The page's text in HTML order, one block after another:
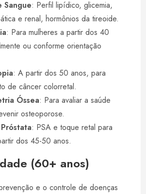
Sangue: Perfil lipídico, glicemia,
e renal, hormônios da tireoide.
: Para mulheres a partir dos 40
ou conforme orientação
: A partir dos 50 anos, para
de câncer colorretal.
Óssea: Para avaliar a saúde
osteoporose.
: PSA e toque retal para
dos 45-50 anos.
(60+ anos)
e o controle de doenças